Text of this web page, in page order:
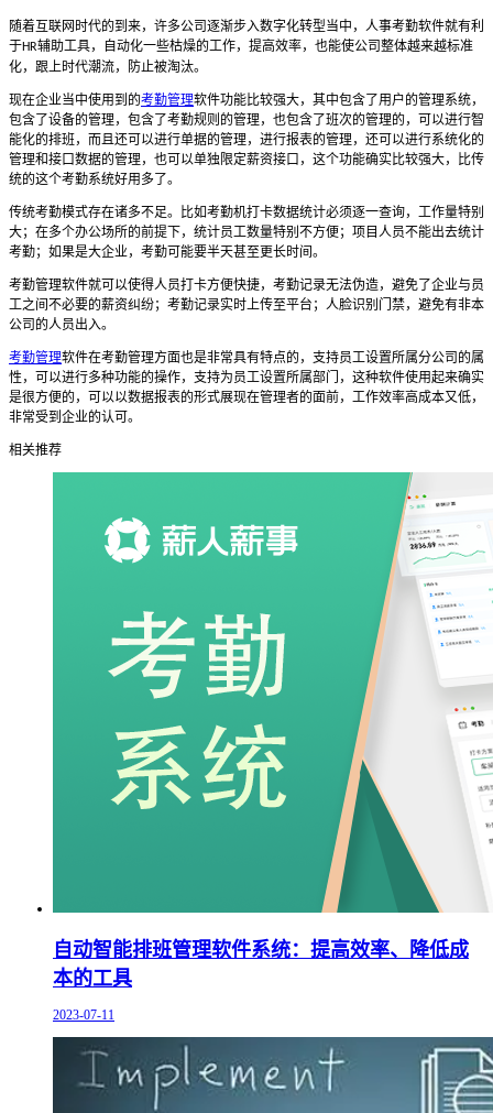
随着互联网时代的到来，许多公司逐渐步入数字化转型当中，人事考勤软件就有利
于HR辅助工具，自动化一些枯燥的工作，提高效率，也能使公司整体越来越标准
化，跟上时代潮流，防止被淘汰。
现在企业当中使用到的考勤管理软件功能比较强大，其中包含了用户的管理系统，
包含了设备的管理，包含了考勤规则的管理，也包含了班次的管理的，可以进行智
能化的排班，而且还可以进行单据的管理，进行报表的管理，还可以进行系统化的
管理和接口数据的管理，也可以单独限定薪资接口，这个功能确实比较强大，比传
统的这个考勤系统好用多了。
传统考勤模式存在诸多不足。比如考勤机打卡数据统计必须逐一查询，工作量特别
大；在多个办公场所的前提下，统计员工数量特别不方便；项目人员不能出去统计
考勤；如果是大企业，考勤可能要半天甚至更长时间。
考勤管理软件就可以使得人员打卡方便快捷，考勤记录无法伪造，避免了企业与员
工之间不必要的薪资纠纷；考勤记录实时上传至平台；人脸识别门禁，避免有非本
公司的人员出入。
考勤管理软件在考勤管理方面也是非常具有特点的，支持员工设置所属分公司的属
性，可以进行多种功能的操作，支持为员工设置所属部门，这种软件使用起来确实
是很方便的，可以以数据报表的形式展现在管理者的面前，工作效率高成本又低，
非常受到企业的认可。
相关推荐
自动智能排班管理软件系统：提高效率、降低成
本的工具
2023-07-11